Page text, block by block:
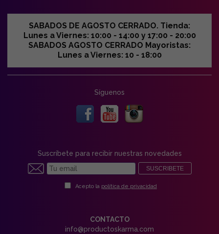
SABADOS DE AGOSTO CERRADO. Tienda:
Lunes a Viernes: 10:00 - 14:00 y 17:00 - 20:00
SABADOS AGOSTO CERRADO Mayoristas:
Lunes a Viernes: 10 - 18:00
Síguenos
Suscríbete para recibir nuestras novedades
SUSCRIBETE
Acepto la política de privacidad
CONTACTO
info@productoskarma.com